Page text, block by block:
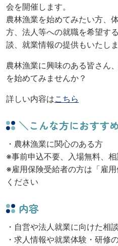
会を開催します。
農林漁業を始めてみたい方、
方、法人等への就職を希望す
談、就業情報の提供もいたしま
農林漁業に興味のある皆さん
を始めてみませんか？
詳しい内容はこちら
＼こんな方におすす
・農林漁業に関心のある方
※事前申込不要、入場無料、
※雇用保険受給者の方は「雇
ください
内容
・自営や法人就業に向けた相
・求人情報や就業体験・研修